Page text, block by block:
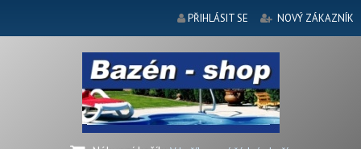
PŘIHLÁSIT SE NOVÝ ZÁKAZNÍK